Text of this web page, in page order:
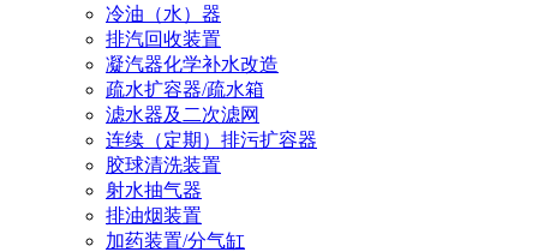
冷油（水）器
排汽回收装置
凝汽器化学补水改造
疏水扩容器/疏水箱
滤水器及二次滤网
连续（定期）排污扩容器
胶球清洗装置
射水抽气器
排油烟装置
加药装置/分气缸